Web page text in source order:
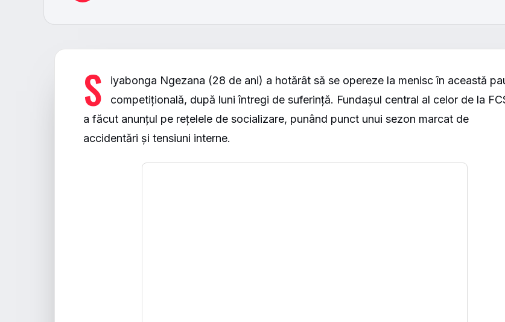
S
iyabonga Ngezana (28 de ani) a hotărât să se opereze la menisc în această
competițională, după luni întregi de suferință. Fundașul central al celor de la
a făcut anunțul pe rețelele de socializare, punând punct unui sezon marcat de
accidentări și tensiuni interne.